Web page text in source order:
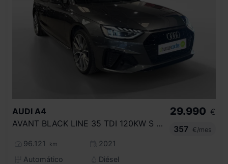
AUDI A4
AVANT BLACK LINE 35 TDI 120KW S TRONIC
96.121 km
2021
Automático
Diésel
29.990 €
357
€/mes